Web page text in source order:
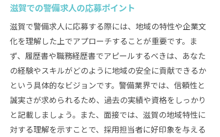
滋賀での警備求人の応募ポイント
滋賀で警備求人に応募する際には、地域の特性や企業文
化を理解した上でアプローチすることが重要です。ま
ず、履歴書や職務経歴書でアピールするべきは、あなた
の経験やスキルがどのように地域の安全に貢献できるか
という具体的なビジョンです。警備業界では、信頼性と
誠実さが求められるため、過去の実績や資格をしっかり
と記載しましょう。また、面接では、滋賀の地域特性に
対する理解を示すことで、採用担当者に好印象を与える